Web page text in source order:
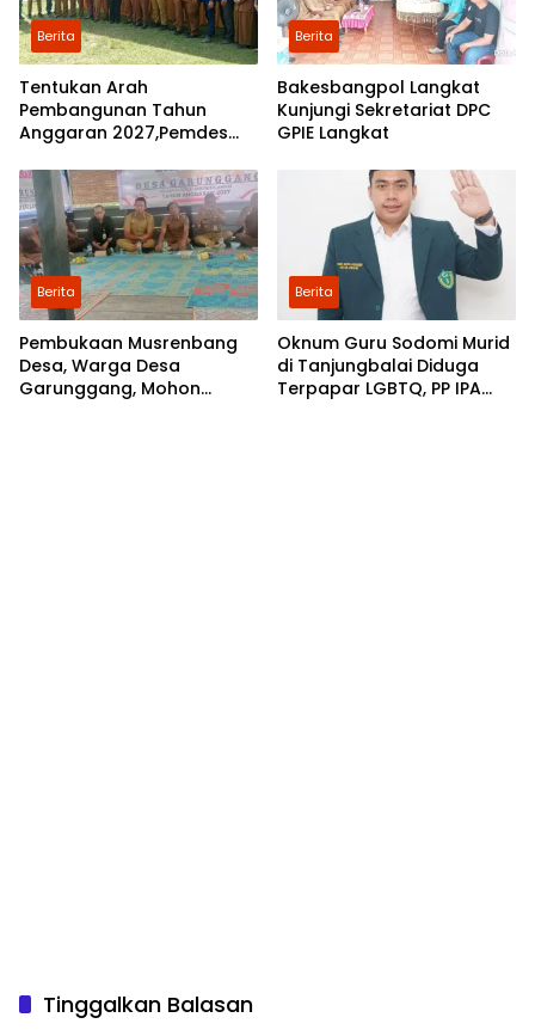
Berita
Tentukan Arah
Pembangunan Tahun
Anggaran 2027,Pemdes
Musrenbang
Berita
Bakesbangpol Langkat
Kunjungi Sekretariat DPC
GPIE Langkat
Berita
Pembukaan Musrenbang
Desa, Warga Desa
Garunggang, Mohon
Berita
Oknum Guru Sodomi Murid
di Tanjungbalai Diduga
Terpapar LGBTQ, PP IPA
Tinggalkan Balasan